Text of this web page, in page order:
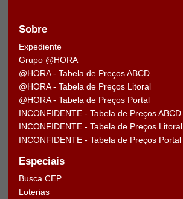
Sobre
Expediente
Grupo @HORA
@HORA - Tabela de Preços ABCD
@HORA - Tabela de Preços Litoral
@HORA - Tabela de Preços Portal
INCONFIDENTE - Tabela de Preços ABCD
INCONFIDENTE - Tabela de Preços Litoral
INCONFIDENTE - Tabela de Preços Portal
Especiais
Busca CEP
Loterias